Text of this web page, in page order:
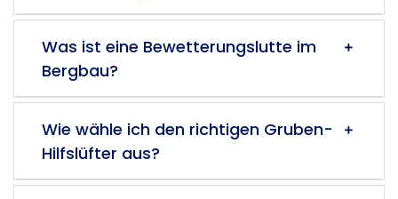
Was ist eine Bewetterungslutte im
Bergbau?
Wie wähle ich den richtigen Gruben-
Hilfslüfter aus?